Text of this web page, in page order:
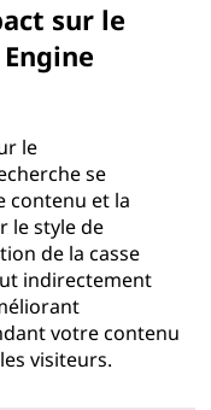
sur le
le
se
contenu et la
le style de
de la casse
indirectement
votre contenu
visiteurs.